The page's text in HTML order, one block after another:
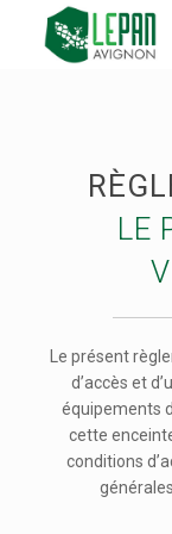
content
LE
Le présent
d’accès et
équipements
cette
conditions